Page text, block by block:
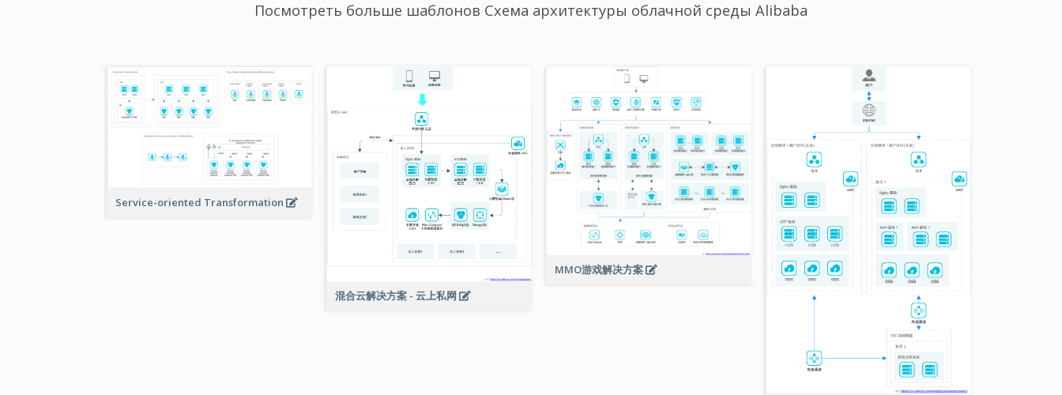
Посмотреть больше шаблонов Схема архитектуры облачной среды Alibaba
Service-oriented Transformation
混合云解决方案 - 云上私网
MMO游戏解决方案